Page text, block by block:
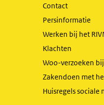
Contact
Persinformatie
Werken bij het
Klachten
Woo-verzoeken
Zakendoen met
Huisregels sociale